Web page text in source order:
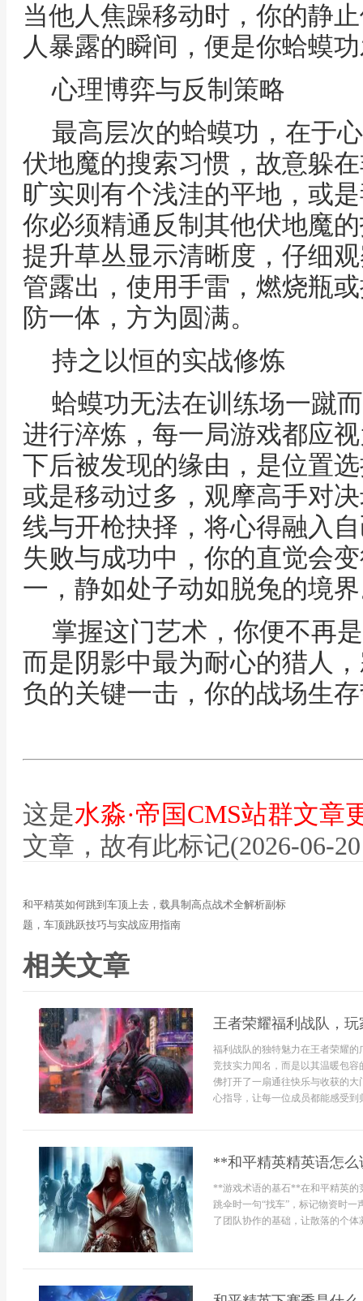
当他人焦躁移动时，你的静
人暴露的瞬间，便是你蛤蟆
心理博弈与反制策略
最高层次的蛤蟆功，在于
伏地魔的搜索习惯，故意躲
旷实则有个浅洼的平地，或
你必须精通反制其他伏地魔
提升草丛显示清晰度，仔细
管露出，使用手雷，燃烧瓶
防一体，方为圆满。
持之以恒的实战修炼
蛤蟆功无法在训练场一蹴
进行淬炼，每一局游戏都应
下后被发现的缘由，是位置
或是移动过多，观摩高手对
线与开枪抉择，将心得融入
失败与成功中，你的直觉会
一，静如处子动如脱兔的境
掌握这门艺术，你便不再
而是阴影中最为耐心的猎人
负的关键一击，你的战场生
这是水淼·帝国CMS站群文章
文章，故有此标记(2026-06-
和平精英如何跳到车顶上去，载具制高点战术全解析副标
题，车顶跳跃技巧与实战应用指南
相关文章
王者荣耀福利战队，
福利战队的独特魅力在王者荣耀
竞技实力闻名，而是以其温暖包
佛打开了一扇通往快乐与收获的
心指导，让每一位成员都能感受到
**和平精英精英语怎
**游戏术语的基石**在和平精英的
跳伞时一句“找车”，标记物资时
了团队协作的基础，让散落的个